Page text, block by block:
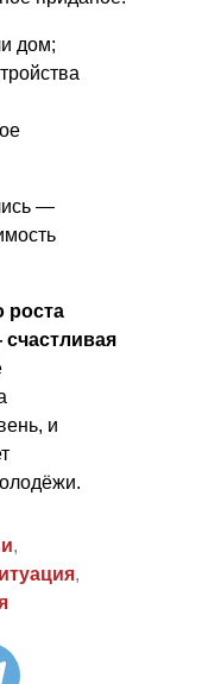
дом;
—
роста
и
,
,